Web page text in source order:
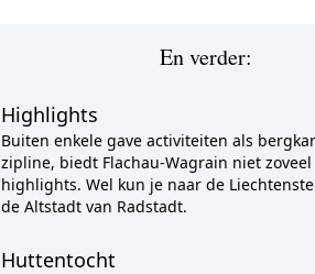
En verder:
Highlights
Buiten enkele gave activiteiten als
zipline, biedt Flachau-Wagrain niet
highlights. Wel kun je naar de
de Altstadt van Radstadt.
Huttentocht